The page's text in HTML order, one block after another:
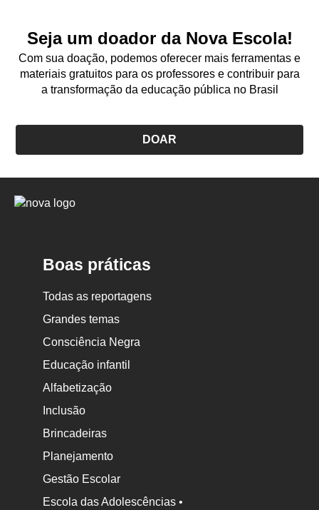
Seja um doador da Nova Escola!
Com sua doação, podemos oferecer mais ferramentas e
materiais gratuitos para os professores e contribuir para
a transformação da educação pública no Brasil
DOAR
Logo
Boas práticas
Todas as reportagens
Grandes temas
Consciência Negra
Educação infantil
Alfabetização
Inclusão
Brincadeiras
Planejamento
Gestão Escolar
Escola das Adolescências •